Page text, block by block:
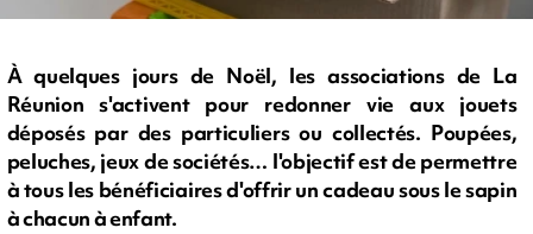
À quelques jours de Noël, les associations de La
Réunion s'activent pour redonner vie aux jouets
déposés par des particuliers ou collectés. Poupées,
peluches, jeux de sociétés… l'objectif est de permettre
à tous les bénéficiaires d'offrir un cadeau sous le sapin
à chacun à enfant.